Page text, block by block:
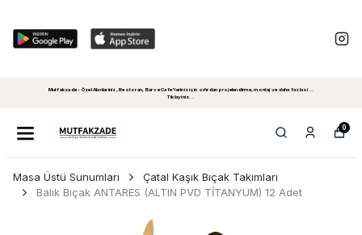
Mutfakzade - Özel Alanlariniz, Restoran, Bar ve Cafe'leriniz için sıfırdan projelendirme, montaj ve daha fazlasi...
Tiklayiniz...
0
Masa Üstü Sunumları
Çatal Kaşık Bıçak Takımları
Balık Bıçak ANTARES (ALTIN PVD TİTANYUM) 12 Adet